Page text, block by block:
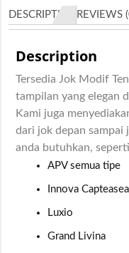
DESCRIPTION REVIEWS
Description
Tersedia Jok Modif
tampilan yang elegan
Kami juga
dari jok depan sampai
anda butuhkan,
APV semua tipe
Innova
Luxio
Grand Livina